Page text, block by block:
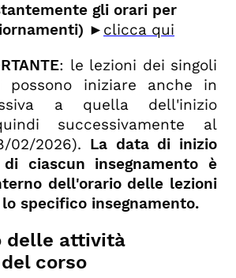
gli orari per
► clicca qui
: le lezioni dei singoli
possono iniziare anche in
a quella dell'inizio
successivamente al
02/2026). La data di inizio
ciascun insegnamento è
dell'orario delle lezioni
specifico insegnamento.
delle attività
corso